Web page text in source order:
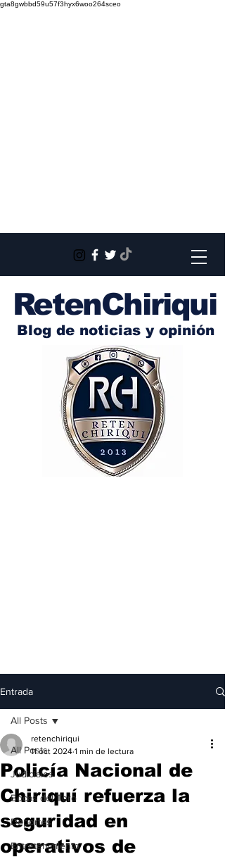
gta8gwbbd59u57f3hyx6woo264sceo
RetenChiriqui
Blog de noticias y opinión
Entrada
All Posts
Judiciales
Bocas del Toro
Deportes
Entretenimiento
All Posts
Policía Nacional de
Chiriquí refuerza la
seguridad en
operativos de
retenchiriqui
11 oct 2024 1 min de lectura